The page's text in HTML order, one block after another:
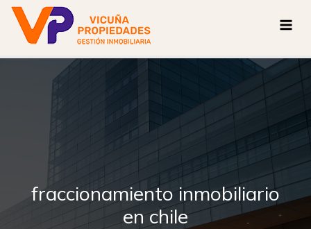
contenido
fraccionamiento inmobiliario
en chile